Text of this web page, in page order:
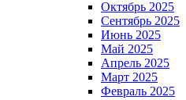
Октябрь 2025
Сентябрь 2025
Июнь 2025
Май 2025
Апрель 2025
Март 2025
Февраль 2025